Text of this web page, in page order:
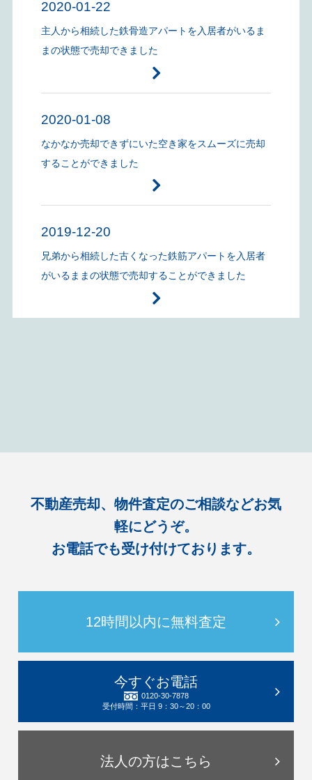
2020-01-22
主人から相続した鉄骨造アパートを入居者がいるま
まの状態で売却できました
2020-01-08
なかなか売却できずにいた空き家をスムーズに売却
することができました
2019-12-20
兄弟から相続した古くなった鉄筋アパートを入居者
がいるままの状態で売却することができました
不動産売却、物件査定のご相談などお気
軽にどうぞ。
お電話でも受け付けております。
12時間以内に無料査定
今すぐお電話
0120-30-7878
受付時間：平日 9：30～20：00
法人の方はこちら